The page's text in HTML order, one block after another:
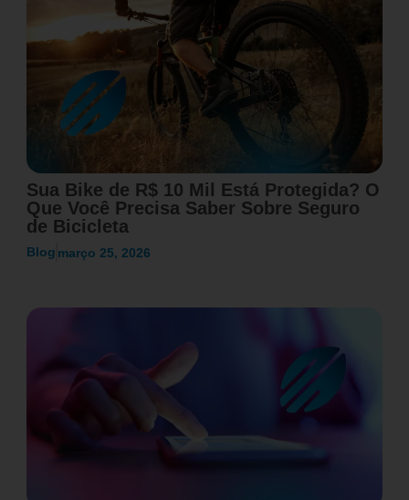
Sua Bike de R$ 10 Mil Está Protegida? O
Que Você Precisa Saber Sobre Seguro
de Bicicleta
Blog março 25, 2026